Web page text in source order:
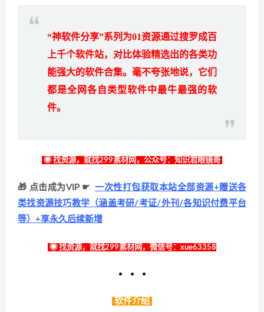
“神软件分享”系列为01资源通过搜罗成百
上千个软件站，对比体验精选出的各类功
能强大的软件合集。毫不夸张地说，它们
都是全网各自类型软件中最牛最强的软
件。
◉ 找资源，就找299素材网，公众号：知识君眼镜哥
🎁 点击成为VIP ☛
一次性打包获取本站全部资源+赠送各
类找资源技巧教学（涵盖考研/考证/外刊/各知识付费平台
等）+享永久后续新增
◉ 找资源，就找299素材网，微信号：xue63358
软件介绍